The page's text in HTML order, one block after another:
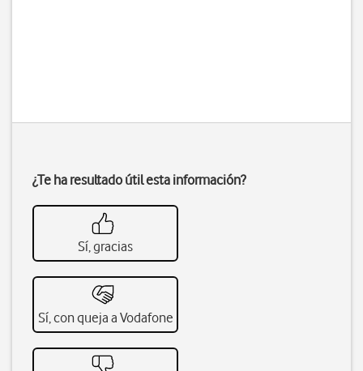
¿Te ha resultado útil esta información?
Sí, gracias
Sí, con queja a Vodafone